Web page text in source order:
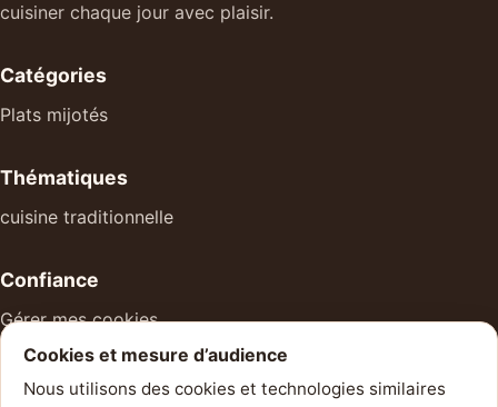
cuisiner chaque jour avec plaisir.
Catégories
Plats mijotés
Thématiques
cuisine traditionnelle
Confiance
Gérer mes cookies
À propos
Mentions légales
Cookies et mesure d’audience
Nous utilisons des cookies et technologies similaires